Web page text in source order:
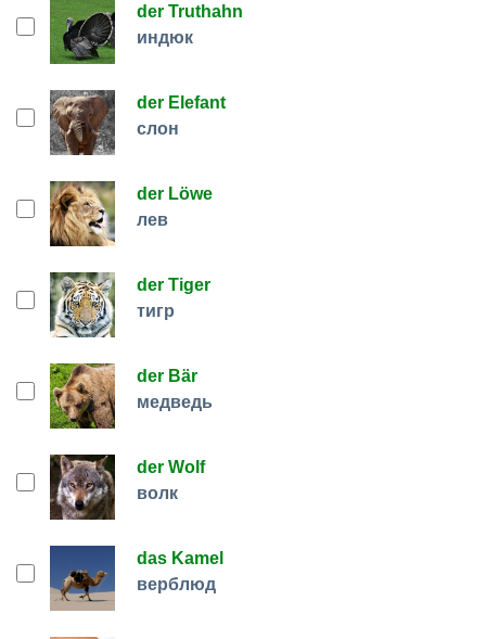
der Truthahn
индюк
der Elefant
слон
der Löwe
лев
der Tiger
тигр
der Bär
медведь
der Wolf
волк
das Kamel
верблюд